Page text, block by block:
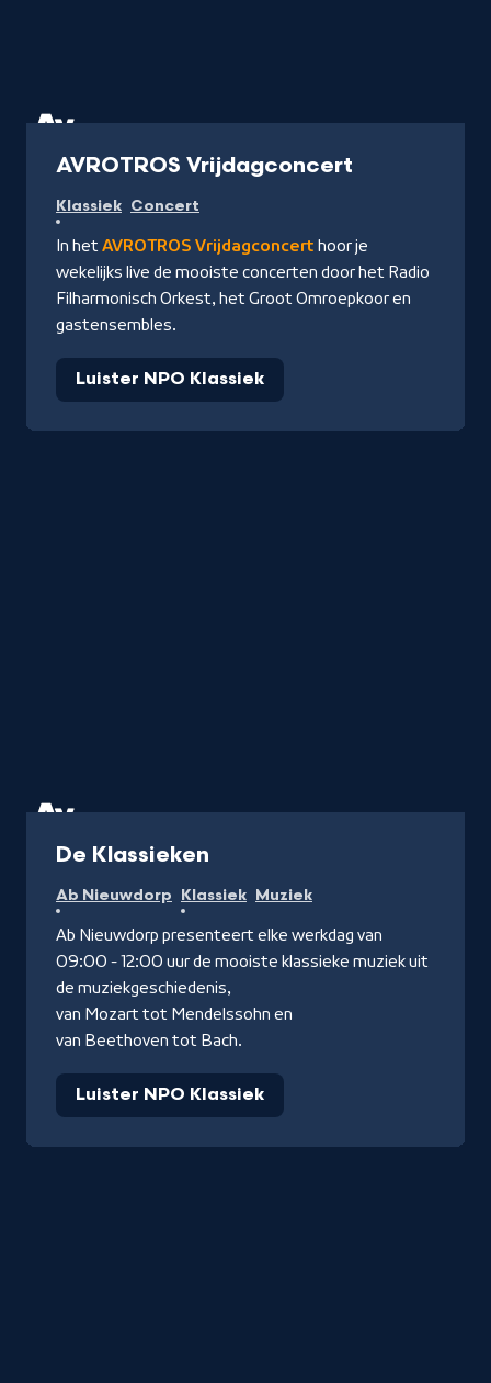
AVROTROS Vrijdagconcert
Klassiek Concert
In het AVROTROS Vrijdagconcert hoor je
wekelijks live de mooiste concerten door het Radio
Filharmonisch Orkest, het Groot Omroepkoor en
gastensembles.
Luister NPO Klassiek
De Klassieken
Ab Nieuwdorp Klassiek Muziek
Ab Nieuwdorp presenteert elke werkdag van
09:00 - 12:00 uur de mooiste klassieke muziek uit
de muziekgeschiedenis,
van Mozart tot Mendelssohn en
van Beethoven tot Bach.
Luister NPO Klassiek